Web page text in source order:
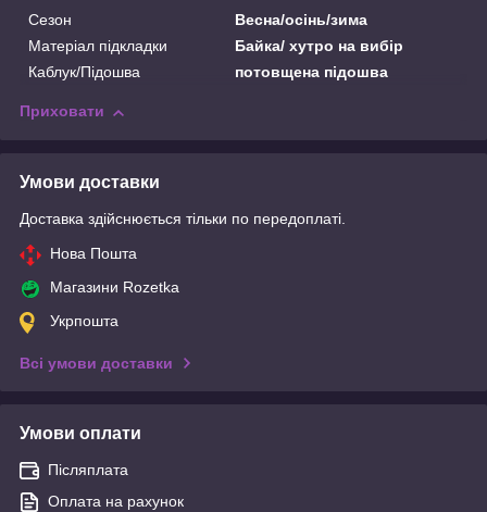
Сезон
Весна/осінь/зима
Матеріал підкладки
Байка/ хутро на вибір
Каблук/Підошва
потовщена підошва
Приховати
Умови доставки
Доставка здійснюється тільки по передоплаті.
Нова Пошта
Магазини Rozetka
Укрпошта
Всі умови доставки
Умови оплати
Післяплата
Оплата на рахунок